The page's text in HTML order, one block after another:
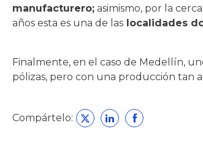
manufacturero; asimismo, por la
años esta es una de las localidades
Finalmente, en el caso de Medellín,
pólizas, pero con una producción tan
Compártelo: